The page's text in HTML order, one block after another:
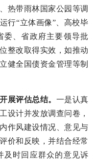
热带雨林国家公园等调
行“立体画像”、高校毕
委、省政府主要领导批
整改取得实效，如推动
健全国债资金管理等制
展评估总结。 一是认真
设计并发放调查问卷，
作风建设情况、意见与
价和反映，并结合经常
及时回应群众的意见诉